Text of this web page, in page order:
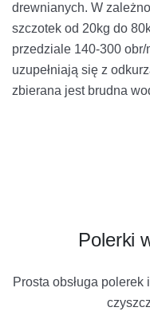
drewnianych. W
szczotek od 20kg do
przedziale 140-300
uzupełniają się z
zbierana jest brudna
Polerki
Prosta obsługa